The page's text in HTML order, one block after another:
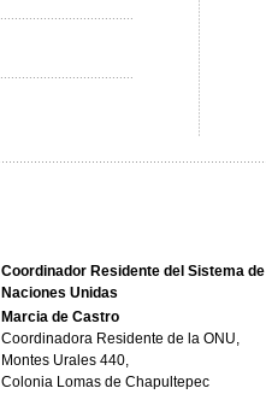
Coordinador Residente del Sistema de
Naciones Unidas
Marcia de Castro
Coordinadora Residente de la ONU,
Montes Urales 440,
Colonia Lomas de Chapultepec